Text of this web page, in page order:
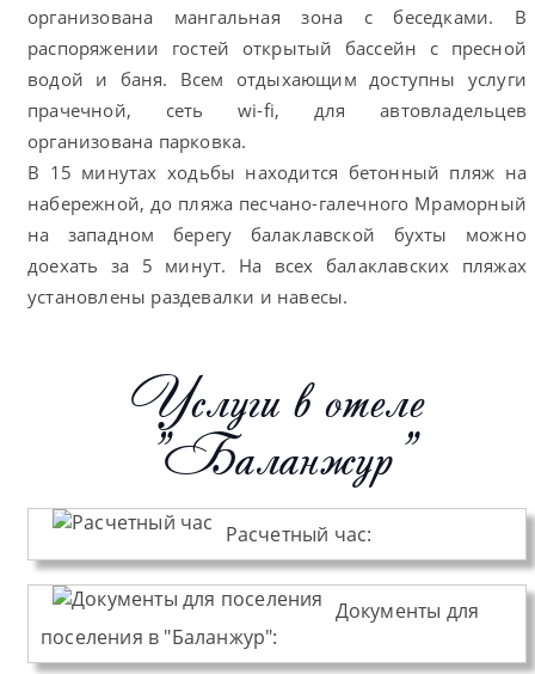
организована мангальная зона с беседками. В
распоряжении гостей открытый бассейн с пресной
водой и баня. Всем отдыхающим доступны услуги
прачечной, сеть wi-fi, для автовладельцев
организована парковка.
В 15 минутах ходьбы находится бетонный пляж на
набережной, до пляжа песчано-галечного Мраморный
на западном берегу балаклавской бухты можно
доехать за 5 минут. На всех балаклавских пляжах
установлены раздевалки и навесы.
Услуги в отеле
"Баланжур"
Расчетный час:
Документы для
поселения в "Баланжур":